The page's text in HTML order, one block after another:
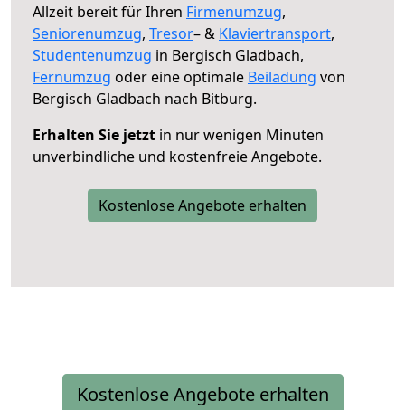
Allzeit bereit für Ihren Firmenumzug,
Seniorenumzug, Tresor– & Klaviertransport,
Studentenumzug in Bergisch Gladbach,
Fernumzug oder eine optimale Beiladung von
Bergisch Gladbach nach Bitburg.
Erhalten Sie jetzt in nur wenigen Minuten
unverbindliche und kostenfreie Angebote.
Kostenlose Angebote erhalten
Kostenlose Angebote erhalten